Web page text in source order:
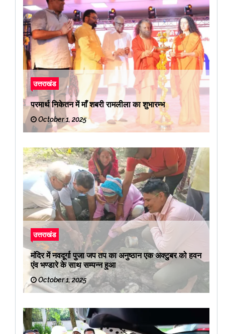
उत्तराखंड
परमार्थ निकेतन में माँ शबरी रामलीला का शुभारम्भ
October 1, 2025
उत्तराखंड
मंदिर में नवदूर्गा पुजा जप तप का अनुष्ठान एक अक्टुबर को हवन
एंव भण्डारे के साथ सम्पन्न हुआ
October 1, 2025